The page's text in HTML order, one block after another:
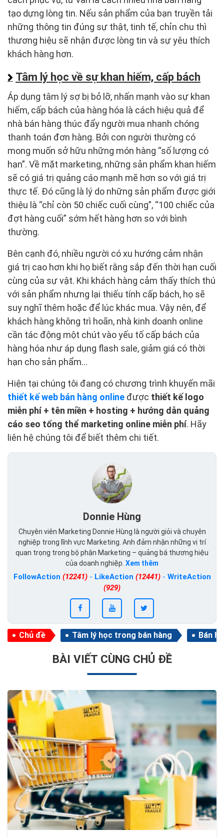
tạo dựng lòng tin. Nếu sản phẩm của bạn truyền tải
những thông tin đúng sự thật, tinh tế, chỉn chu thì
thương hiệu sẽ nhận được lòng tin và sự yêu thích
khách hàng hơn.
Tâm lý học về sự khan hiếm, cấp bách
Áp dụng tâm lý sợ bị bỏ lỡ, nhấn mạnh vào sự khan
hiếm, cấp bách của hàng hóa là cách hiệu quả để
nhà bán hàng thúc đẩy người mua nhanh chóng
thanh toán đơn hàng. Bởi con người thường có
mong muốn sở hữu những món hàng “số lượng có
hạn”. Về mặt marketing, những sản phẩm khan hiếm
sẽ có giá trị quảng cáo mạnh mẽ hơn so với giá trị
thực tế. Đó cũng là lý do những sản phẩm được giới
thiệu là “chỉ còn 50 chiếc cuối cùng”, “100 chiếc của
đợt hàng cuối” sớm hết hàng hơn so với bình
thường.
Bên cạnh đó, nhiều người có xu hướng cảm nhận
giá trị cao hơn khi họ biết rằng sắp đến thời hạn cuối
cùng của sự vật. Khi khách hàng cảm thấy thích thú
với sản phẩm nhưng lại thiếu tính cấp bách, họ sẽ
suy nghĩ thêm hoặc để lúc khác mua. Vậy nên, để
khách hàng không trì hoãn, nhà kinh doanh online
cần tác động một chút vào yếu tố cấp bách của
hàng hóa như áp dụng flash sale, giảm giá có thời
hạn cho sản phẩm…
Hiện tại chúng tôi đang có chương trình khuyến mãi
thiết kế web bán hàng online được thiết kế logo
miễn phí + tên miền + hosting + hướng dẫn quảng
cáo seo tổng thể marketing online miễn phí. Hãy
liên hệ chúng tôi để biết thêm chi tiết.
Donnie Hùng
Chuyên viên Marketing Donnie Hùng là người giỏi và chuyên
nghiệp trong lĩnh vực Marketing. Anh đảm nhận những vị trí
quan trọng trong bộ phận Marketing – quảng bá thương hiệu
của doanh nghiệp. Xem thêm
FollowAction (12241)- LikeAction (12441)- WriteAction
(929)
Chủ đề Tâm lý học trong bán hàng Bán
BÀI VIẾT CÙNG CHỦ ĐỀ